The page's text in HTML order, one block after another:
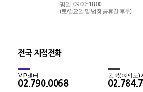
평일 : 09:00~18:00
(토/일요일 및 법정 공휴일 후무)
전국 지점전화
VIP센터
02.790.0068
강북(여의도)